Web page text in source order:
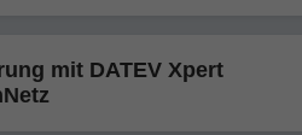
mit DATEV Xpert